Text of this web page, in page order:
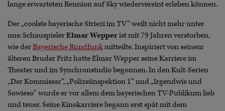
lange erwarteten Reunion auf Sky wiedervereint erleben können.
Der „coolste bayerische Striezi im TV“ weilt nicht mehr unter
uns: SchauspielerElmar Wepperist mit 79 Jahren verstorben,
wie derBayerische Rundfunkmitteilte. Inspiriert von seinem
älteren Bruder Fritz hatte Elmar Wepper seine Karriere im
Theater und im Synchronstudio begonnen. In den Kult-Serien
„Der Kommissar“, „Polizeiinspektion 1“ und „Irgendwie und
Sowieso“ wurde er vor allem dem bayerischen TV-Publikum lieb
und teuer. Seine Kinokarriere begann erst spät mit dem